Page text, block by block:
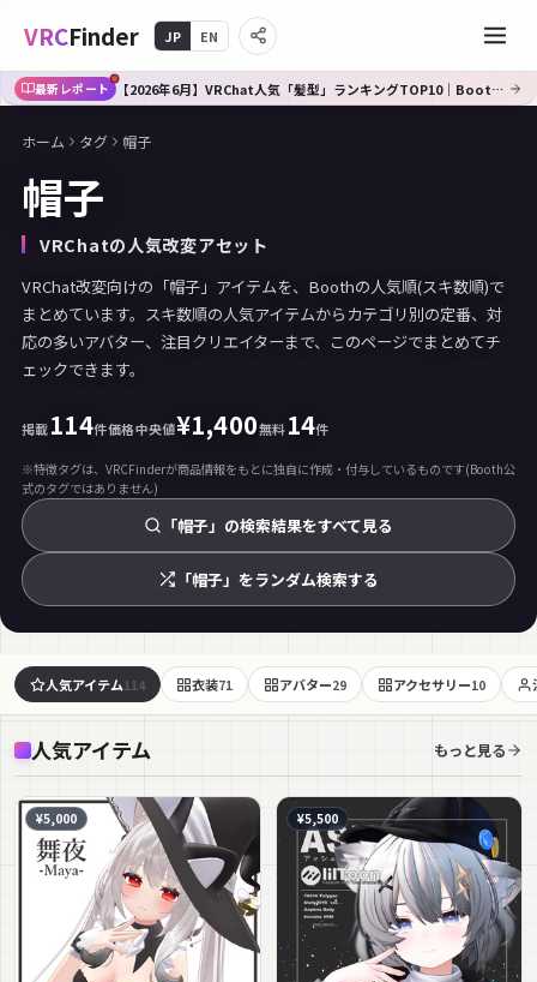
VRCFinder JP EN
最新レポート 【2026年6月】VRChat人気「髪型」ランキングTOP10｜Booth傾向分析
ホーム タグ 帽子
帽子
VRChatの人気改変アセット
VRChat改変向けの「帽子」アイテムを、Boothの人気順(スキ数順)で
まとめています。スキ数順の人気アイテムからカテゴリ別の定番、対
応の多いアバター、注目クリエイターまで、このページでまとめてチ
ェックできます。
掲載114件価格中央値¥1,400無料14件
※特徴タグは、VRCFinderが商品情報をもとに独自に作成・付与しているものです(Booth公
式のタグではありません)
「帽子」の検索結果をすべて見る
「帽子」をランダム検索する
人気アイテム 114 衣装71 アバター29 アクセサリー10
人気アイテム もっと見る
¥5,000 ¥5,500